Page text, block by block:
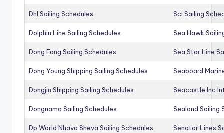
Dhl Sailing Schedules Sci Sailing
Dolphin Line Sailing Schedules Sea Hawk
Dong Fang Sailing Schedules Sea Star Line
Dong Young Shipping Sailing Schedules Seaboard
Dongjin Shipping Sailing Schedules Seacastle Inc
Dongnama Sailing Schedules Sealand Sailing
Dp World Nhava Sheva Sailing Schedules Senator Lines